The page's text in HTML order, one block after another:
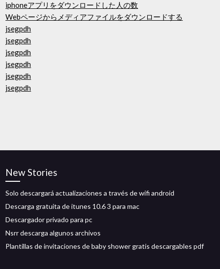
iphoneアプリをダウンロードした人の数
Webページからメディアファイルをダウンロードする
jsegpdh
jsegpdh
jsegpdh
jsegpdh
jsegpdh
jsegpdh
New Stories
Solo descargará actualizaciones a través de wifi android
Descarga gratuita de itunes 10.6 3 para mac
Descargador privado para pc
Nsrr descarga algunos archivos
Plantillas de invitaciones de baby shower gratis descargables pdf